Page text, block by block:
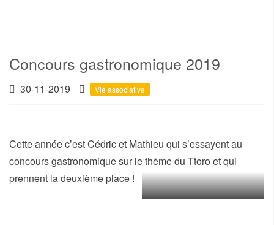
Concours gastronomique 2019
30-11-2019 Vie associative
Cette année c’est Cédric et Mathieu qui s’essayent au
concours gastronomique sur le thème du Ttoro et qui
prennent la deuxième place !